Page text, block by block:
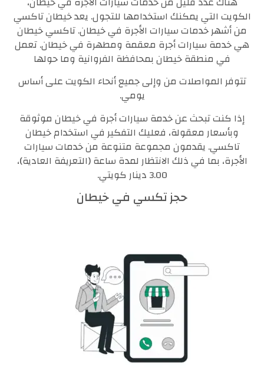
الكويت التي يمكنك استخدامها للتجول. يعد خيطان تاكسي
من أشهر خدمات سيارات الأجرة في خيطان. تاكسي خيطان
هي خدمة سيارات أجرة معقمة ومطهرة في خيطان. تعمل
في منطقة خيطان بمحافظة الفروانية وما حولها
تتوفر المواصلات من وإلى جميع أنحاء الكويت على أساس
يومي.
إذا كنت تبحث عن خدمة سيارات أجرة في خيطان موثوقة
وبأسعار معقولة، فعليك التفكير في استخدام خيطان
تاكسي. يقدمون مجموعة متنوعة من خدمات سيارات
الأجرة، بما في ذلك الانتظار لمدة ساعة (التعريفة العادية)،
3.00 دينار كويتي.
حجز تكسي في خيطان